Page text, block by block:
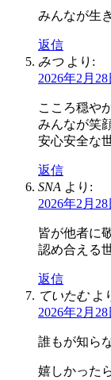
みんなが生
返信
みつ より:
2026年2月28
こころ穏や
みんなが笑
安心安全な
返信
SNA より:
2026年2月28
皆が他者に
認め合える
返信
ていたむ よ
2026年2月28
誰もが知ら
嬉しかった